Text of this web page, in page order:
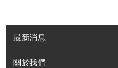
最新消息
關於我們